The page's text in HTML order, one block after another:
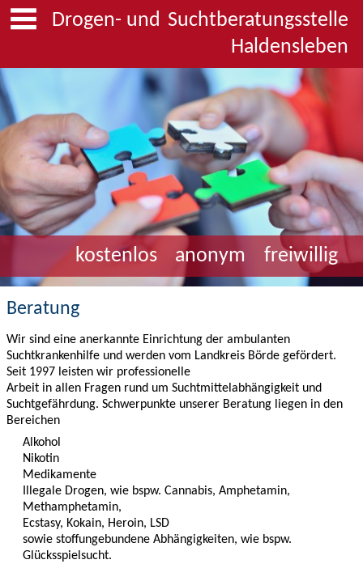
Drogen- und Suchtberatungsstelle
Haldensleben
kostenlos anonym freiwillig
Beratung
Wir sind eine anerkannte Einrichtung der ambulanten
Suchtkrankenhilfe und werden vom Landkreis Börde gefördert.
Seit 1997 leisten wir professionelle
Arbeit in allen Fragen rund um Suchtmittelabhängigkeit und
Suchtgefährdung. Schwerpunkte unserer Beratung liegen in den
Bereichen
Alkohol
Nikotin
Medikamente
Illegale Drogen, wie bspw. Cannabis, Amphetamin,
Methamphetamin,
Ecstasy, Kokain, Heroin, LSD
sowie stoffungebundene Abhängigkeiten, wie bspw.
Glücksspielsucht.